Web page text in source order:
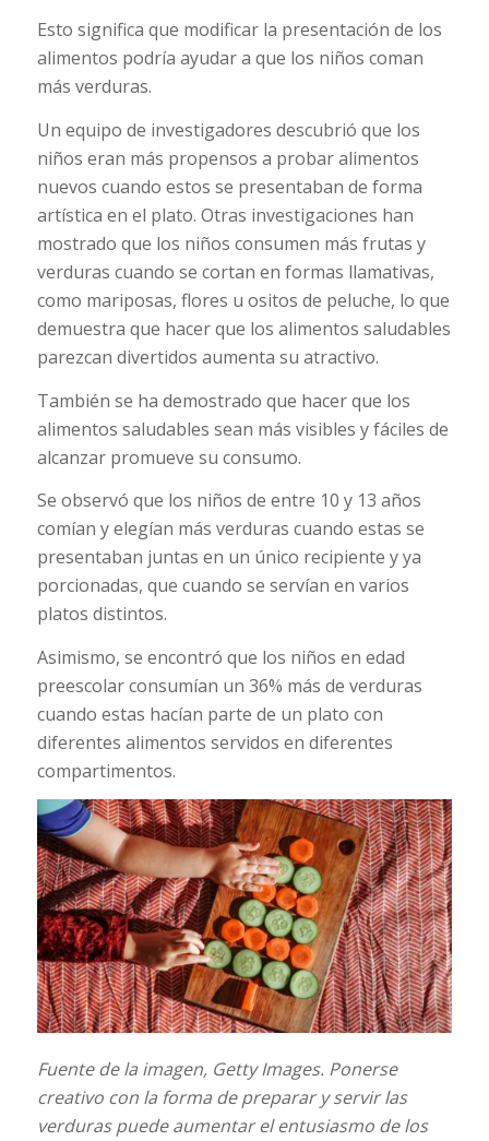
Esto significa que modificar la presentación de los
alimentos podría ayudar a que los niños coman
más verduras.
Un equipo de investigadores descubrió que los
niños eran más propensos a probar alimentos
nuevos cuando estos se presentaban de forma
artística en el plato. Otras investigaciones han
mostrado que los niños consumen más frutas y
verduras cuando se cortan en formas llamativas,
como mariposas, flores u ositos de peluche, lo que
demuestra que hacer que los alimentos saludables
parezcan divertidos aumenta su atractivo.
También se ha demostrado que hacer que los
alimentos saludables sean más visibles y fáciles de
alcanzar promueve su consumo.
Se observó que los niños de entre 10 y 13 años
comían y elegían más verduras cuando estas se
presentaban juntas en un único recipiente y ya
porcionadas, que cuando se servían en varios
platos distintos.
Asimismo, se encontró que los niños en edad
preescolar consumían un 36% más de verduras
cuando estas hacían parte de un plato con
diferentes alimentos servidos en diferentes
compartimentos.
Fuente de la imagen, Getty Images. Ponerse
creativo con la forma de preparar y servir las
verduras puede aumentar el entusiasmo de los